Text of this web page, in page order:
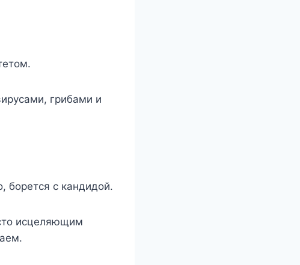
грибами и
борется с кандидой.
исцеляющим